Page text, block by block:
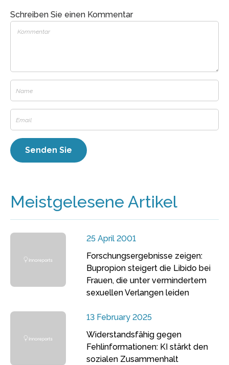
Schreiben Sie einen Kommentar
Meistgelesene Artikel
25 April 2001
Forschungsergebnisse zeigen:
Bupropion steigert die Libido bei
Frauen, die unter vermindertem
sexuellen Verlangen leiden
13 February 2025
Widerstandsfähig gegen
Fehlinformationen: KI stärkt den
sozialen Zusammenhalt